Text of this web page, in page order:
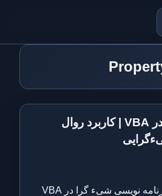
روال Property Get در VBA | کاربرد روال
در این آموزش از مبحث برنامه نویسی شیء گرا در VBA